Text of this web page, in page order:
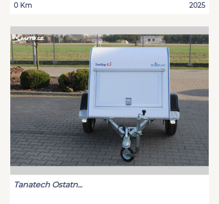
0 Km 2025
Tanatech Ostatn...